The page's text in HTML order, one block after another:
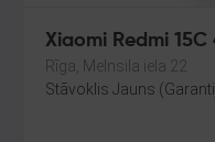
Xiaomi Redmi 15C
Rīga, Melnsila iela 22
Stāvoklis Jauns